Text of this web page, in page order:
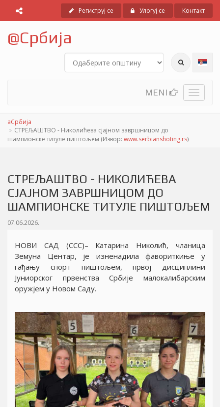
Региструј се Улогуј се Контакт
@Србија
Toggle
MENI
аСрбија
СТРЕЉАШТВО - Николићева сjаjном завршницом до
шампионске титуле пиштољем (Извор: www.serbianshoting.rs)
СТРЕЉАШТВО - НИКОЛИЋЕВА
СJАJНОМ ЗАВРШНИЦОМ ДО
ШАМПИОНСКЕ ТИТУЛЕ ПИШТОЉЕМ
07.06.2026.
НОВИ САД (ССС)– Катарина Николић, чланица
Земуна Центар, jе изненадила фавориткиње у
гађању спорт пиштољем, првоj дисциплини
Jуниорског првенства Србиjе малокалибарским
оружjем у Новом Саду.